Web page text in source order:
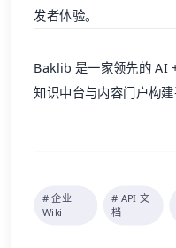
发者体验。
Baklib 是一家领先的 AI
知识中台与内容门户构建
# 企业
Wiki
# API 文
档